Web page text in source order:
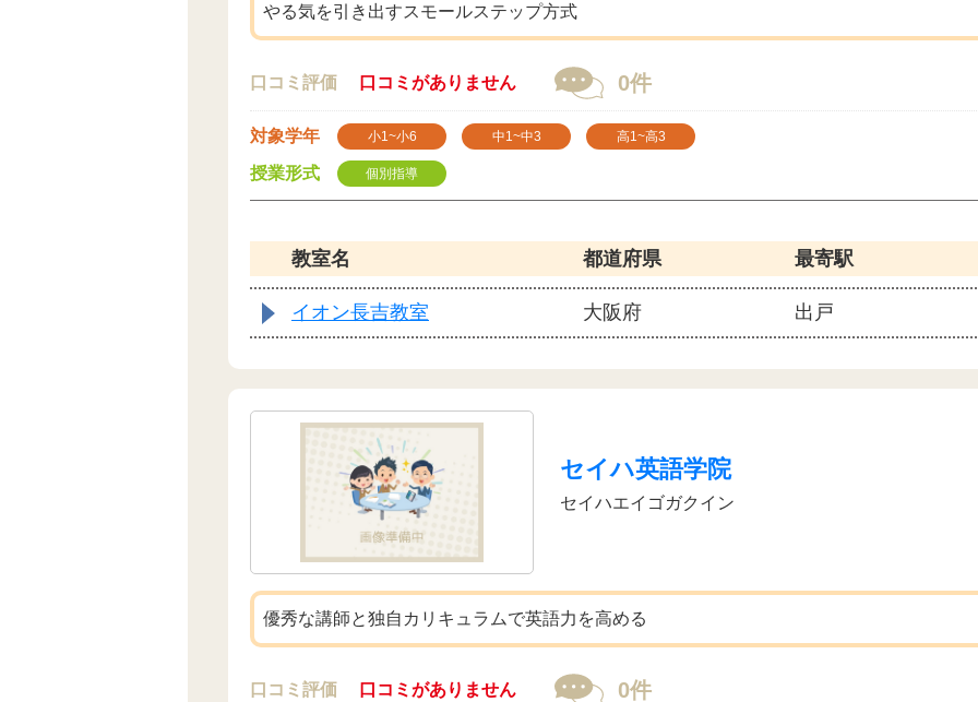
やる気を引き出すスモールステップ方式
口コミ評価 口コミがありません 0件
対象学年 小1~小6 中1~中3 高1~高3
授業形式 個別指導
教室名 都道府県 最寄駅
イオン長吉教室 大阪府 出戸
セイハ英語学院
セイハエイゴガクイン
優秀な講師と独自カリキュラムで英語力を高める
口コミ評価 口コミがありません 0件